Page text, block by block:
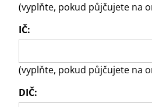
(vyplňte, pokud půjčujete na
IČ:
(vyplňte, pokud půjčujete na
DIČ: